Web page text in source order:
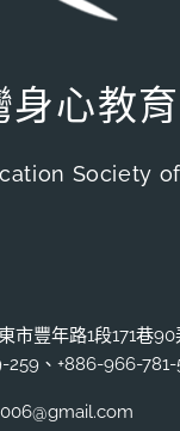
身心教
Society
市豐年路1段171巷
259、+886-966-781-